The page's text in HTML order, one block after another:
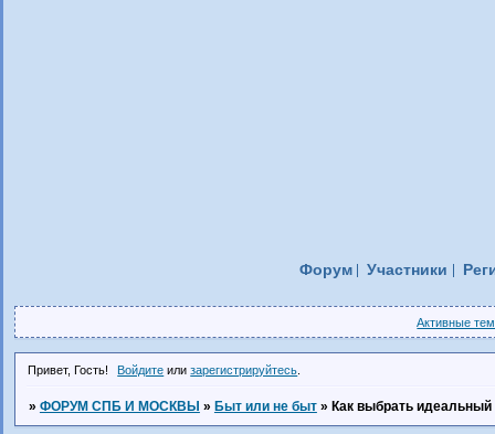
Форум Участники
Активные
Привет, Гость! Войдите илизарегистрируйтесь
» ФОРУМ СПБ И МОСКВЫ » Быт или не быт » Как выбрать